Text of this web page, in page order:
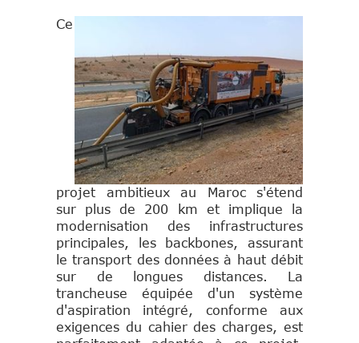
Ce
projet ambitieux au Maroc s'étend
sur plus de 200 km et implique la
modernisation des infrastructures
principales, les backbones, assurant
le transport des données à haut débit
sur de longues distances. La
trancheuse équipée d'un système
d'aspiration intégré, conforme aux
exigences du cahier des charges, est